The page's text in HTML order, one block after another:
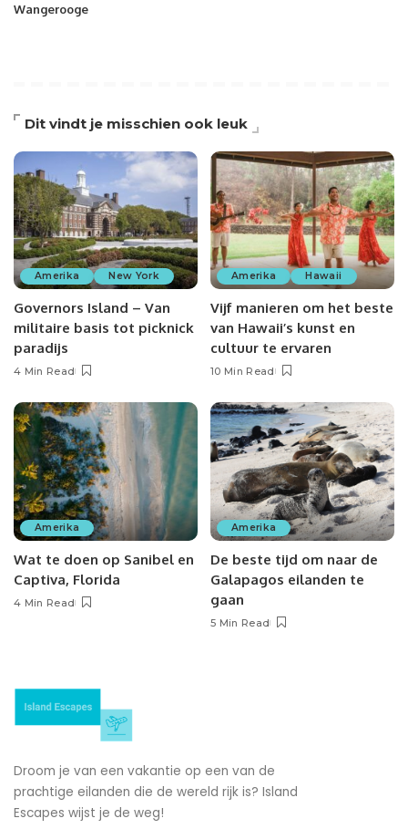
Wangerooge
Dit vindt je misschien ook leuk
Amerika New York
Governors Island – Van
militaire basis tot picknick
paradijs
4 Min Read
Amerika Hawaii
Vijf manieren om het beste
van Hawaii’s kunst en
cultuur te ervaren
10 Min Read
Amerika
Wat te doen op Sanibel en
Captiva, Florida
4 Min Read
Amerika
De beste tijd om naar de
Galapagos eilanden te
gaan
5 Min Read
Droom je van een vakantie op een van de
prachtige eilanden die de wereld rijk is? Island
Escapes wijst je de weg!